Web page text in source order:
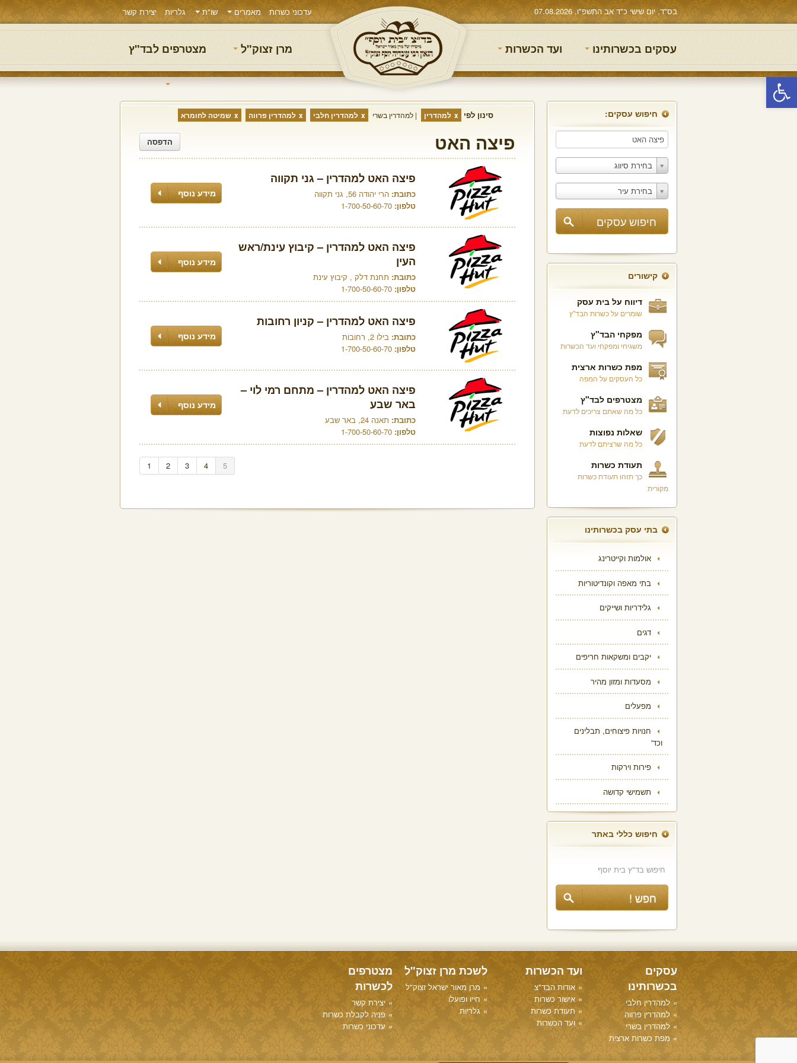
פתח סרגל נגישות
בס"ד, יום שישי כ"ד אב התשפ"ו, 07.08.2026 עדכוני כשרות מאמרים שו"ת גלריות יצירת קשר
עסקים בכשרותינו ועד הכשרות מרן זצוק"ל מצטרפים לבד"ץ
חיפוש עסקים:
בחירת סיווג
בחירת עיר
קישורים
דיווח על בית עסק
שומרים על כשרות הבד"ץ
מפקחי הבד"ץ
משגיחי ומפקחי ועד הכשרות
מפת כשרות ארצית
כל העסקים על המפה
מצטרפים לבד"ץ
כל מה שאתם צריכים לדעת
שאלות נפוצות
כל מה שרציתם לדעת
תעודת כשרות
כך תזהו תעודת כשרות
מקורית
בתי עסק בכשרותינו
אולמות וקייטרינג
בתי מאפה וקונדיטוריות
גלידריות ושייקים
דגים
יקבים ומשקאות חריפים
מסעדות ומזון מהיר
מפעלים
חנויות פיצוחים, תבלינים
וכד'
פירות וירקות
תשמישי קדושה
חיפוש כללי באתר
סינון לפי למהדרין למהדרין בשרי למהדרין חלבי למהדרין פרווה שמיטה לחומרא
פיצה האט הדפסה
פיצה האט למהדרין – גני תקווה
כתובת: הרי יהודה 56, גני תקווה
טלפון: 1-700-50-60-70
מידע נוסף
פיצה האט למהדרין – קיבוץ עינת/ראש
העין
כתובת: תחנת דלק , קיבוץ עינת
טלפון: 1-700-50-60-70
מידע נוסף
פיצה האט למהדרין – קניון רחובות
כתובת: בילו 2, רחובות
טלפון: 1-700-50-60-70
מידע נוסף
פיצה האט למהדרין – מתחם רמי לוי –
באר שבע
כתובת: תאנה 24, באר שבע
טלפון: 1-700-50-60-70
מידע נוסף
1 2 3 4 5
עסקים
בכשרותינו
למהדרין חלבי
למהדרין פרווה
למהדרין בשרי
מפת כשרות ארצית
ועד הכשרות
אודות הבד"צ
אישור כשרות
תעודת כשרות
ועד הכשרות
לשכת מרן זצוק"ל
מרן מאור ישראל זצוק"ל
חייו ופועלו
גלריות
מצטרפים
לכשרות
יצירת קשר
פניה לקבלת כשרות
עדכוני כשרות